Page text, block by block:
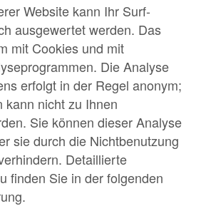
Website kann Ihr Surf-
ausgewertet werden. Das
mit Cookies und mit
Die Analyse
erfolgt in der Regel anonym;
kann nicht zu Ihnen
Sie können dieser Analyse
sie durch die Nichtbenutzung
Detaillierte
finden Sie in der folgenden